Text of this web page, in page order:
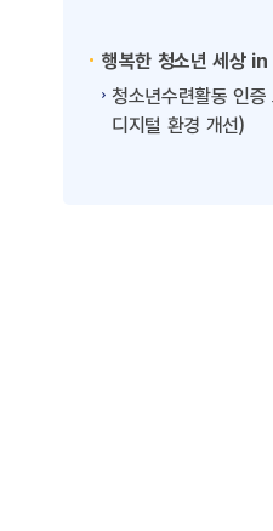
행복한 청소년 세상 in
청소년수련활동 인
디지털 환경 개선)